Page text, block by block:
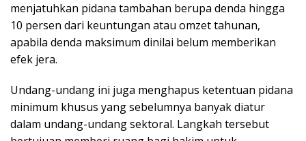
menjatuhkan pidana tambahan berupa denda hingga
10 persen dari keuntungan atau omzet tahunan,
apabila denda maksimum dinilai belum memberikan
efek jera.
Undang-undang ini juga menghapus ketentuan pidana
minimum khusus yang sebelumnya banyak diatur
dalam undang-undang sektoral. Langkah tersebut